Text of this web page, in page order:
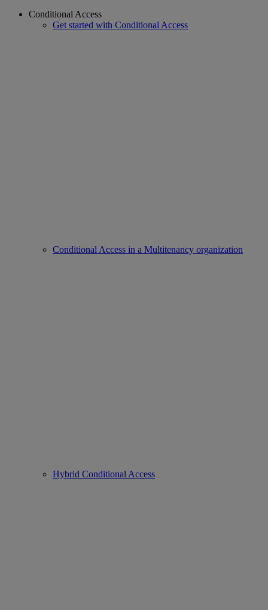
Conditional Access
Get started with Conditional Access
Conditional Access in a Multitenancy organization
Hybrid Conditional Access